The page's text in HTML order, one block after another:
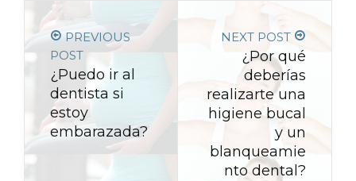
PREVIOUS
POST
¿Puedo ir al
dentista si
estoy
embarazada?
NEXT POST
¿Por qué
deberías
realizarte una
higiene bucal
y un
blanqueamie
nto dental?